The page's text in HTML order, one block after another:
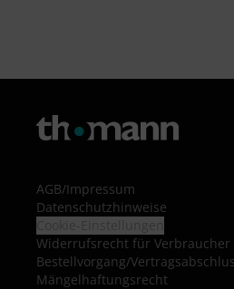
AGB/Impressum
Datenschutzhinweise
Widerrufsrecht für Verbraucher
Bestellvorgang/
Mängelhaftungsrecht